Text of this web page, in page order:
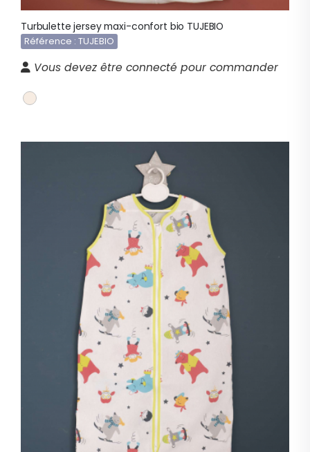
Turbulette jersey maxi-confort bio TUJEBIO
Référence : TUJEBIO
Vous devez être connecté pour commander